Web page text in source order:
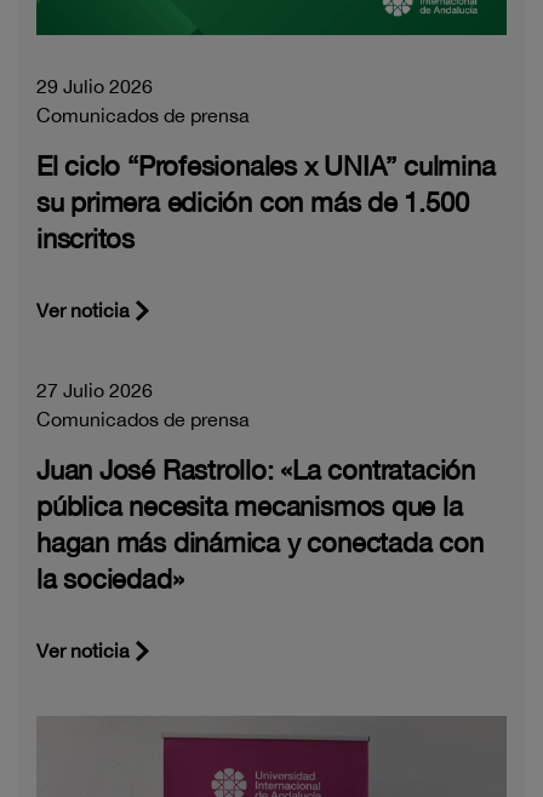
29 Julio 2026
Comunicados de prensa
El ciclo “Profesionales x UNIA” culmina
su primera edición con más de 1.500
inscritos
Ver noticia
27 Julio 2026
Comunicados de prensa
Juan José Rastrollo: «La contratación
pública necesita mecanismos que la
hagan más dinámica y conectada con
la sociedad»
Ver noticia